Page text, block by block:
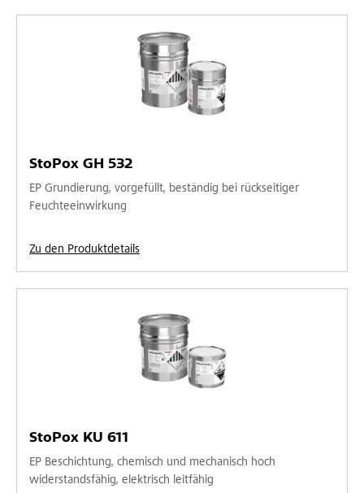
StoPox GH 532
EP Grundierung, vorgefüllt, beständig bei rückseitiger
Feuchteeinwirkung
Zu den Produktdetails
StoPox KU 611
EP Beschichtung, chemisch und mechanisch hoch
widerstandsfähig, elektrisch leitfähig